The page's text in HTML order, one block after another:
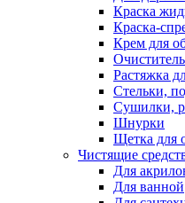
Краска
Краска-
Крем для
Растяжка
Стельки,
Сушилки,
Шнурки
Щетка для
Чистящие
Для
Для ванной